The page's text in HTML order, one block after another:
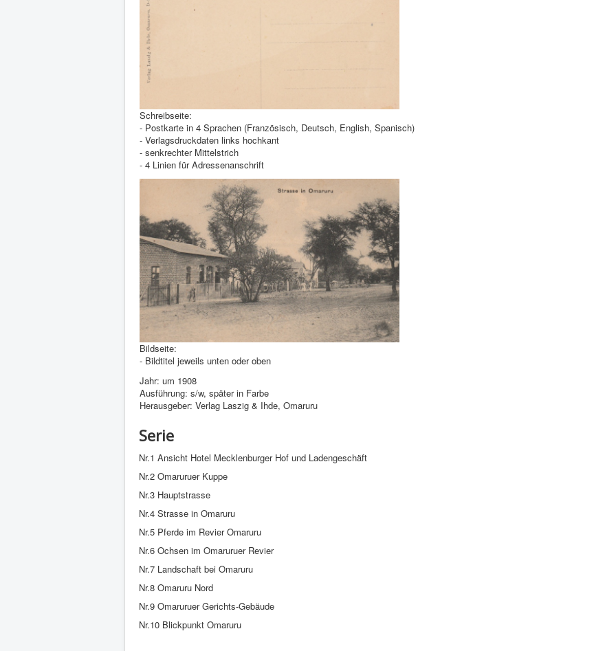
Schreibseite:
- Postkarte in 4 Sprachen (Französisch, Deutsch, English, Spanisch)
- Verlagsdruckdaten links hochkant
- senkrechter Mittelstrich
- 4 Linien für Adressenanschrift
Bildseite:
- Bildtitel jeweils unten oder oben
Jahr: um 1908
Ausführung: s/w, später in Farbe
Herausgeber: Verlag Laszig & Ihde, Omaruru
Serie
Nr.1 Ansicht Hotel Mecklenburger Hof und Ladengeschäft
Nr.2 Omaruruer Kuppe
Nr.3 Hauptstrasse
Nr.4 Strasse in Omaruru
Nr.5 Pferde im Revier Omaruru
Nr.6 Ochsen im Omaruruer Revier
Nr.7 Landschaft bei Omaruru
Nr.8 Omaruru Nord
Nr.9 Omaruruer Gerichts-Gebäude
Nr.10 Blickpunkt Omaruru